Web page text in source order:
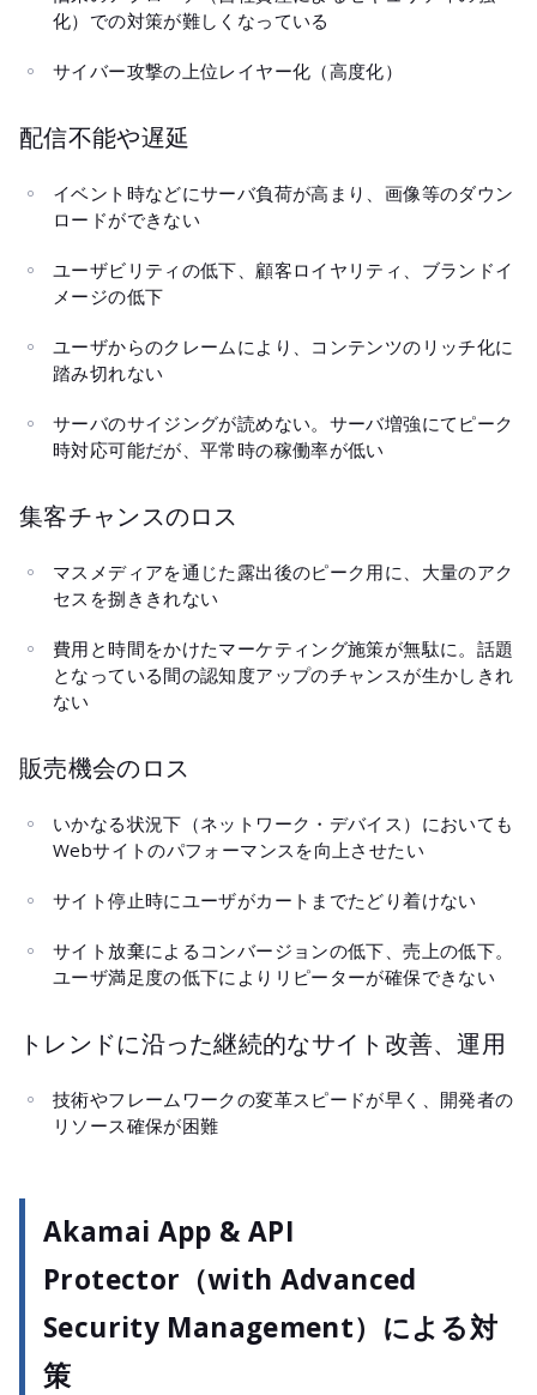
化）での対策が難しくなっている
サイバー攻撃の上位レイヤー化（高度化）
配信不能や遅延
イベント時などにサーバ負荷が高まり、画像等のダウン
ロードができない
ユーザビリティの低下、顧客ロイヤリティ、ブランドイ
メージの低下
ユーザからのクレームにより、コンテンツのリッチ化に
踏み切れない
サーバのサイジングが読めない。サーバ増強にてピーク
時対応可能だが、平常時の稼働率が低い
集客チャンスのロス
マスメディアを通じた露出後のピーク用に、大量のアク
セスを捌ききれない
費用と時間をかけたマーケティング施策が無駄に。話題
となっている間の認知度アップのチャンスが生かしきれ
ない
販売機会のロス
いかなる状況下（ネットワーク・デバイス）においても
Webサイトのパフォーマンスを向上させたい
サイト停止時にユーザがカートまでたどり着けない
サイト放棄によるコンバージョンの低下、売上の低下。
ユーザ満足度の低下によりリピーターが確保できない
トレンドに沿った継続的なサイト改善、運用
技術やフレームワークの変革スピードが早く、開発者の
リソース確保が困難
Akamai App & API
Protector（with Advanced
Security Management）による対
策